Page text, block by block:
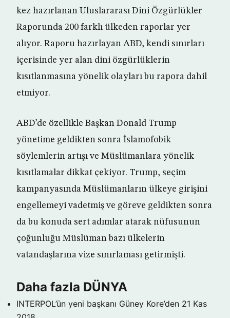
kez hazırlanan Uluslararası Dini Özgürlükler
Raporunda 200 farklı ülkeden raporlar yer
alıyor. Raporu hazırlayan ABD, kendi sınırları
içerisinde yer alan dini özgürlüklerin
kısıtlanmasına yönelik olayları bu rapora dahil
etmiyor.
ABD’de özellikle Başkan Donald Trump
yönetime geldikten sonra İslamofobik
söylemlerin artışı ve Müslümanlara yönelik
kısıtlamalar dikkat çekiyor. Trump, seçim
kampanyasında Müslümanların ülkeye girişini
engellemeyi vadetmiş ve göreve geldikten sonra
da bu konuda sert adımlar atarak nüfusunun
çoğunluğu Müslüman bazı ülkelerin
vatandaşlarına vize sınırlaması getirmişti.
Daha fazla DÜNYA
INTERPOL’ün yeni başkanı Güney Kore’den 21 Kas